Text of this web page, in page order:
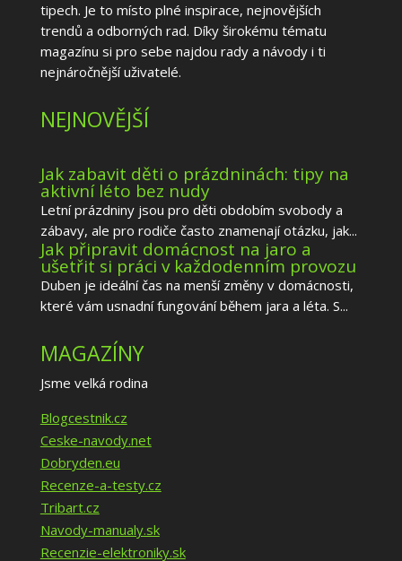
tipech. Je to místo plné inspirace, nejnovějších
trendů a odborných rad. Díky širokému tématu
magazínu si pro sebe najdou rady a návody i ti
nejnáročnější uživatelé.
NEJNOVĚJŠÍ
Jak zabavit děti o prázdninách: tipy na
aktivní léto bez nudy
Letní prázdniny jsou pro děti obdobím svobody a
zábavy, ale pro rodiče často znamenají otázku, jak...
Jak připravit domácnost na jaro a
ušetřit si práci v každodenním provozu
Duben je ideální čas na menší změny v domácnosti,
které vám usnadní fungování během jara a léta. S...
MAGAZÍNY
Jsme velká rodina
Blogcestnik.cz
Ceske-navody.net
Dobryden.eu
Recenze-a-testy.cz
Tribart.cz
Navody-manualy.sk
Recenzie-elektroniky.sk